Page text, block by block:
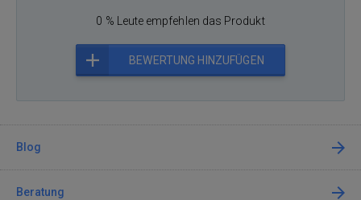
0 % Leute empfehlen das Produkt
BEWERTUNG HINZUFÜGEN
Blog
Beratung